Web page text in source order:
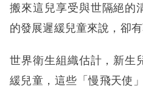
搬來這兒享受與世隔絕的
的發展遲緩兒童來說，卻
世界衛生組織估計，新生
緩兒童，這些「慢飛天使